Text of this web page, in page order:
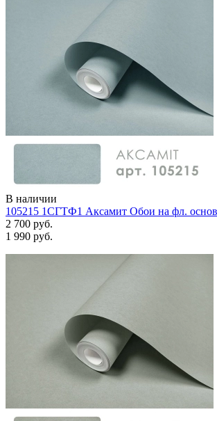
В наличии
105215 1СГТФ1 Аксамит Обои на фл.
2 700 руб.
1 990 руб.